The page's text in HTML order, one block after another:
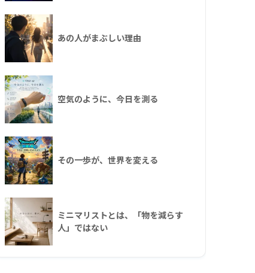
あの人がまぶしい理由
空気のように、今日を測る
その一歩が、世界を変える
ミニマリストとは、「物を減らす
人」ではない